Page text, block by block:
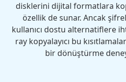
disklerini dijital formatlara
özellik de sunar. Ancak
kullanıcı dostu alternatiflere
ray kopyalayıcı bu
bir dönüştürme